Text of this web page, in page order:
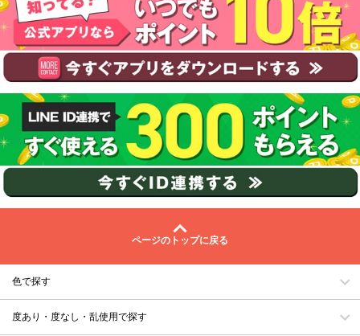
ページのトップに戻る
色で探す
度あり・度なし・乱使用で探す